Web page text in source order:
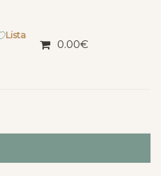
Lista
0.00€